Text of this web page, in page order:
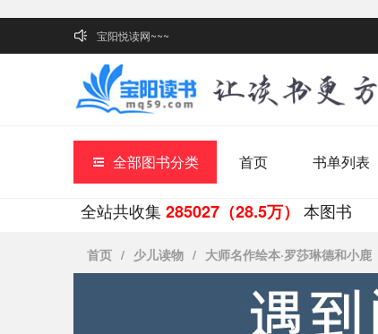
宝阳悦读网~~~
全部图书分类 首页 书单列表
全站共收集285027（28.5万） 本图书
首页 / 少儿读物 / 大师名作绘本·罗莎琳德和小鹿